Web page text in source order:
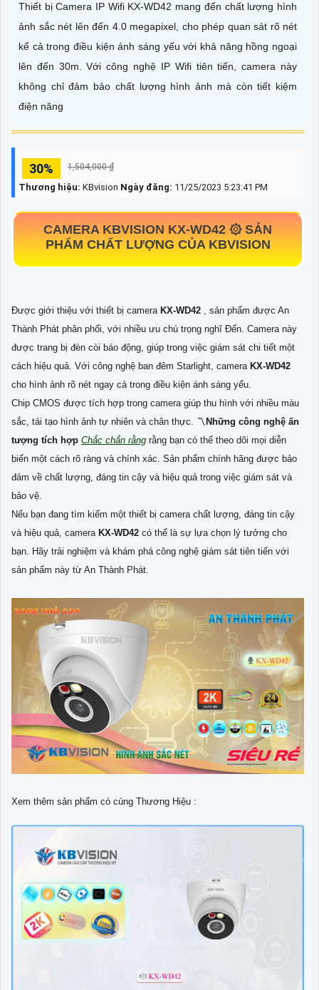
Thiết bị Camera IP Wifi KX-WD42 mang đến chất lượng hình
ảnh sắc nét lên đến 4.0 megapixel, cho phép quan sát rõ nét
kể cả trong điều kiện ánh sáng yếu với khả năng hồng ngoại
lên đến 30m. Với công nghệ IP Wifi tiên tiến, camera này
không chỉ đảm bảo chất lượng hình ảnh mà còn tiết kiệm
điện năng
30% 1,504,000 ₫
Thương hiệu: KBvision Ngày đăng: 11/25/2023 5:23:41 PM
CAMERA KBVISION KX-WD42 ۞ SẢN
PHẨM CHẤT LƯỢNG CỦA KBVISION
Được giới thiệu với thiết bị camera KX-WD42 , sản phẩm được An
Thành Phát phân phối, với nhiều ưu chú trọng nghĩ Đến. Camera này
được trang bị đèn còi báo động, giúp trong việc giám sát chi tiết một
cách hiệu quả. Với công nghệ ban đêm Starlight, camera KX-WD42
cho hình ảnh rõ nét ngay cả trong điều kiện ánh sáng yếu.
Chip CMOS được tích hợp trong camera giúp thu hình với nhiều màu
sắc, tái tạo hình ảnh tự nhiên và chân thực. 〽 Những công nghệ ấn
tượng tích hợp Chắc chắn rằng rằng bạn có thể theo dõi mọi diễn
biến một cách rõ ràng và chính xác. Sản phẩm chính hãng được bảo
đảm về chất lượng, đáng tin cậy và hiệu quả trong việc giám sát và
bảo vệ.
Nếu bạn đang tìm kiếm một thiết bị camera chất lượng, đáng tin cậy
và hiệu quả, camera KX-WD42 có thể là sự lựa chọn lý tưởng cho
bạn. Hãy trải nghiệm và khám phá công nghệ giám sát tiên tiến với
sản phẩm này từ An Thành Phát.
Xem thêm sản phẩm có cùng Thương Hiệu :